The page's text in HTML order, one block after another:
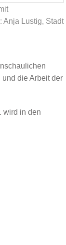
Anja Lustig, Stadt
die Arbeit der
wird in den